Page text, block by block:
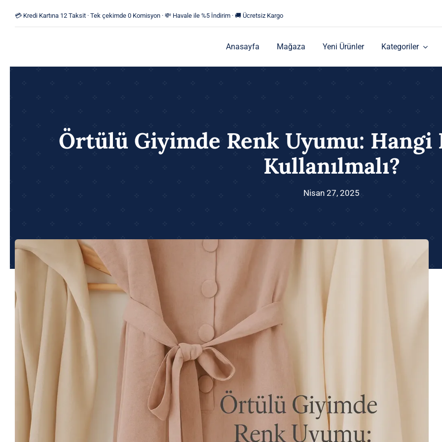
💳 Kredi Kartına 12 Taksit · Tek çekimde 0 Komisyon · 💸 Havale ile %5 İndirim · 🚚 Ücretsiz Kargo
Anasayfa Mağaza Yeni Ürünler Kategoriler
Örtülü Giyimde Renk Uyumu:
Kullanılmalı?
Nisan 27, 2025